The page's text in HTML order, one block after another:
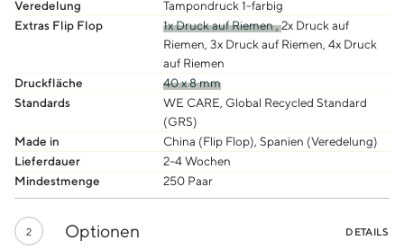
Veredelung
Tampondruck 1-farbig
Extras Flip Flop
1x Druck auf Riemen ,2x Druck auf
Riemen, 3x Druck auf Riemen, 4x Druck
auf Riemen
Druckfläche
40 x 8 mm
Standards
WE CARE, Global Recycled Standard
(GRS)
Made in
China (Flip Flop), Spanien (Veredelung)
Lieferdauer
2–4 Wochen
Mindestmenge
250 Paar
2 Optionen DETAILS